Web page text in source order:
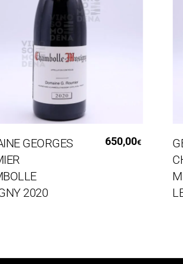
GEORGES
2020
650,00€